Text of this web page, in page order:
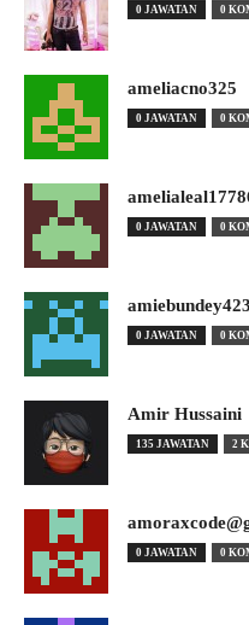
0 JAWATAN 0
ameliacno325
0 JAWATAN 0
0 JAWATAN 0
0 JAWATAN 0
Amir Hussaini
135 JAWATAN 2
0 JAWATAN 0